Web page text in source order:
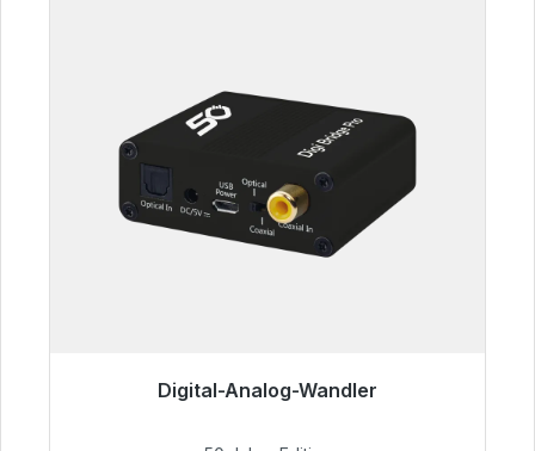
Digital-Analog-Wandler